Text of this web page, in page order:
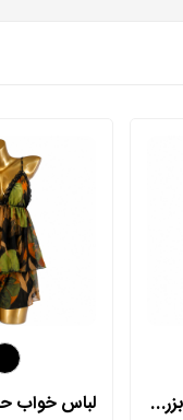
لباس خواب حریر سایز بزرگ لورنزا مدل 27981